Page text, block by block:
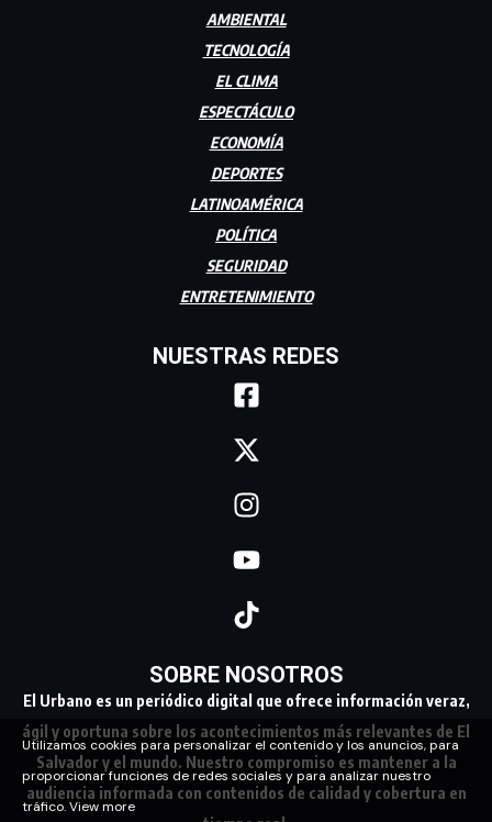
AMBIENTAL
TECNOLOGÍA
EL CLIMA
ESPECTÁCULO
ECONOMÍA
DEPORTES
LATINOAMÉRICA
POLÍTICA
SEGURIDAD
ENTRETENIMIENTO
NUESTRAS REDES
SOBRE NOSOTROS
El Urbano es un periódico digital que ofrece información veraz,
ágil y oportuna sobre los acontecimientos más relevantes de El
Salvador y el mundo. Nuestro compromiso es mantener a la
audiencia informada con contenidos de calidad y cobertura en
Utilizamos cookies para personalizar el contenido y los anuncios, para
proporcionar funciones de redes sociales y para analizar nuestro
tráfico.View more